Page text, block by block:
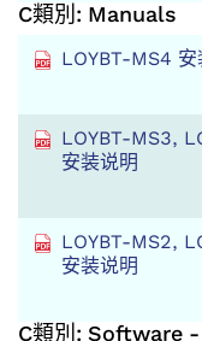
C類別: Manuals
LOYBT-MS4 安
LOYBT-MS3,
安装说明
LOYBT-MS2,
安装说明
C類別: Software